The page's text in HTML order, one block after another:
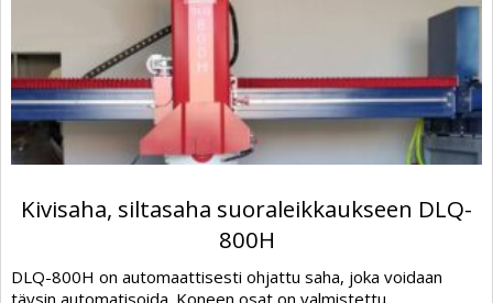
Kivisaha, siltasaha suoraleikkaukseen DLQ-
800H
DLQ-800H on automaattisesti ohjattu saha, joka voidaan